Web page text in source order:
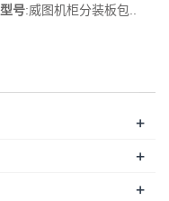
型号:威图机柜分装板包..
+
+
+